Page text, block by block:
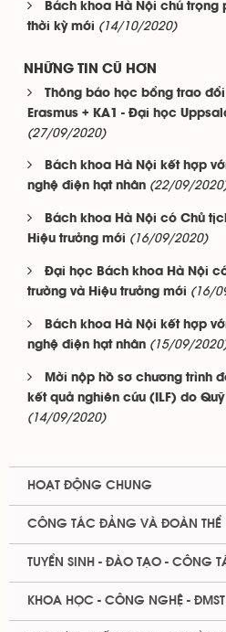
Bách khoa Hà Nội chú trọng
thời kỳ mới (14/10/2020)
NHỮNG TIN CŨ HƠN
Thông báo học bổng trao
Erasmus + KA1 - Đại học
(27/09/2020)
Bách khoa Hà Nội kết hợp
nghệ điện hạt nhân (22/09/
Bách khoa Hà Nội có Chủ
Hiệu trưởng mới (16/09/2020)
Đại học Bách khoa Hà Nội
trường và Hiệu trưởng mới (16/
Bách khoa Hà Nội kết hợp
nghệ điện hạt nhân (15/09/
Mời nộp hồ sơ chương trình
kết quả nghiên cứu (ILF) do
(14/09/2020)
HOẠT ĐỘNG CHUNG
CÔNG TÁC ĐẢNG VÀ ĐOÀN THỂ
TUYỂN SINH - ĐÀO TẠO - CÔNG
KHOA HỌC - CÔNG NGHỆ - ĐMST